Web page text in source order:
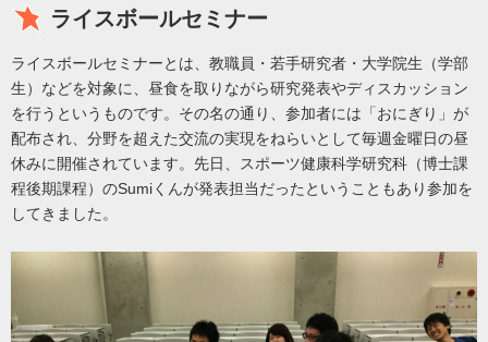
ライスボールセミナー
ライスボールセミナーとは、教職員・若手研究者・大学院生（学部
生）などを対象に、昼食を取りながら研究発表やディスカッション
を行うというものです。その名の通り、参加者には「おにぎり」が
配布され、分野を超えた交流の実現をねらいとして毎週金曜日の昼
休みに開催されています。先日、スポーツ健康科学研究科（博士課
程後期課程）のSumiくんが発表担当だったということもあり参加を
してきました。